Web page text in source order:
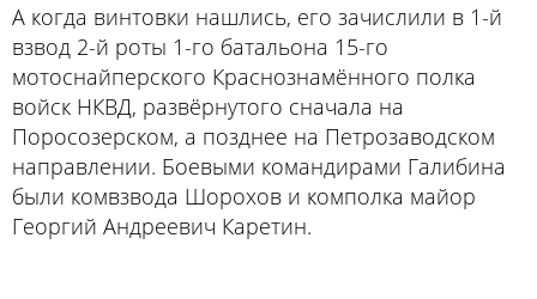
А когда винтовки нашлись, его зачислили в 1-й
взвод 2-й роты 1-го батальона 15-го
мотоснайперского Краснознамённого полка
войск НКВД, развёрнутого сначала на
Поросозерском, а позднее на Петрозаводском
направлении. Боевыми командирами Галибина
были комвзвода Шорохов и комполка майор
Георгий Андреевич Каретин.